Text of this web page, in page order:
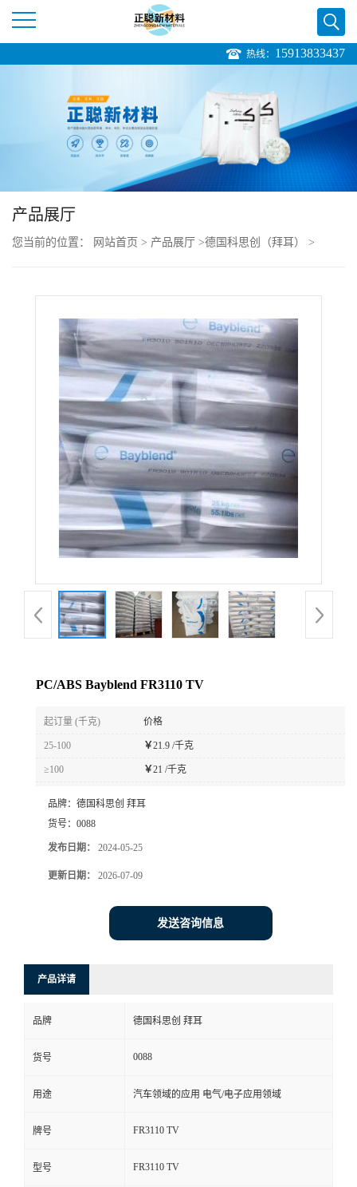
公
品
展
式
在
线
热线： 15913833437
产品展厅
您当前的位置： 网站首页 > 产品展厅 >德国科思创（拜耳） >
PC/ABS Bayblend FR3110 TV
起订量 (千克) 价格
25-100 ￥21.9 /千克
≥100 ￥21 /千克
品牌： 德国科思创 拜耳
货号： 0088
发布日期： 2024-05-25
更新日期： 2026-07-09
发送咨询信息
产品详请
品牌 德国科思创 拜耳
货号 0088
用途 汽车领域的应用 电气/电子应用领域
牌号 FR3110 TV
型号 FR3110 TV